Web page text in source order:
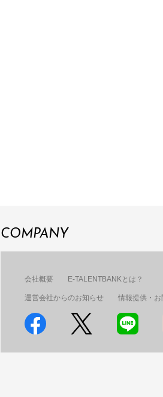
COMPANY
会社概要 E-TALENTBANKとは？
運営会社からのお知らせ 情報提供・お